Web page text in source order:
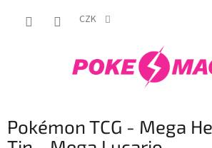
CZK
Pokémon TCG - Mega